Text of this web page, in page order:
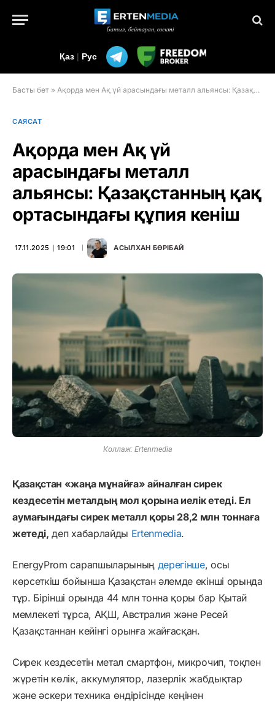
Қаз | Рус
Басты бет » Ақорда мен Ақ үй арасындағы металл альянсы: Қазақстанның қақ ортасындағы құпия кеніш
САЯСАТ
Ақорда мен Ақ үй
арасындағы металл
альянсы: Қазақстанның қақ
ортасындағы құпия кеніш
17.11.2025 ∣ 19:01 АСЫЛХАН БӨРІБАЙ
Коллаж: Ertenmedia
Қазақстан «жаңа мұнайға» айналған сирек
кездесетін металдың мол қорына иелік етеді. Ел
аумағындағы сирек металл қоры 28,2 млн тоннаға
жетеді, деп хабарлайды Ertenmedia.
EnergyProm сарапшыларының дерегінше, осы
көрсеткіш бойынша Қазақстан әлемде екінші орында
тұр. Бірінші орында 44 млн тонна қоры бар Қытай
мемлекеті тұрса, АҚШ, Австралия және Ресей
Қазақстаннан кейінгі орынға жайғасқан.
Сирек кездесетін метал смартфон, микрочип, тоқпен
жүретін көлік, аккумулятор, лазерлік жабдықтар
және әскери техника өндірісінде кеңінен